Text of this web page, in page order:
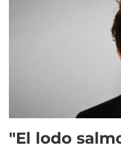
"El lodo